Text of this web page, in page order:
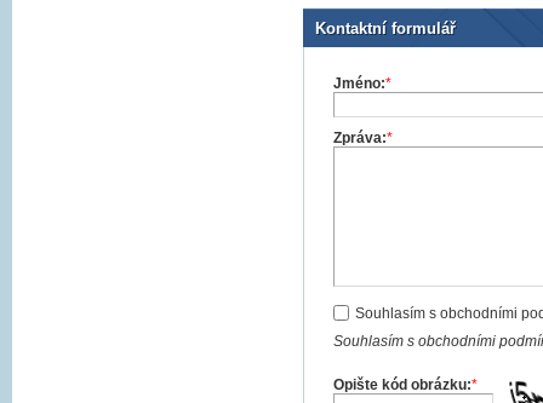
Kontaktní formulář
Jméno:*
Zpráva:*
Souhlasím s obchodními
Souhlasím s obchodními
Opište kód obrázku:*